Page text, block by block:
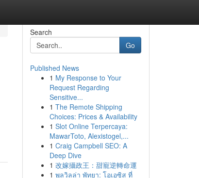
Search
Go
Published News
1 My Response to Your
Request Regarding
Sensitive...
1 The Remote Shipping
Choices: Prices & Availability
1 Slot Online Terpercaya:
MawarToto, Alexistogel,...
1 Craig Campbell SEO: A
Deep Dive
1 改嫁攝政王：甜寵逆轉命運
1 พูลวิลล่า พัทยา: โอเอซิส ที่